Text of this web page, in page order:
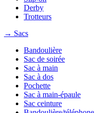
Derby
Trotteurs
→ Sacs
Bandoulière
Sac de soirée
Sac à main
Sac à dos
Pochette
Sac à main-épaule
Sac ceinture